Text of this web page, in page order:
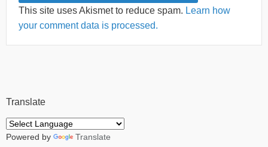
This site uses Akismet to reduce spam. Learn how
your comment data is processed.
Translate
Powered by Translate